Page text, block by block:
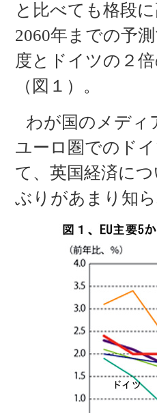
と比べても格段
2060年までの予
度とドイツの２
（図１）。
わが国のメディ
ユーロ圏でのド
て、英国経済に
ぶりがあまり知